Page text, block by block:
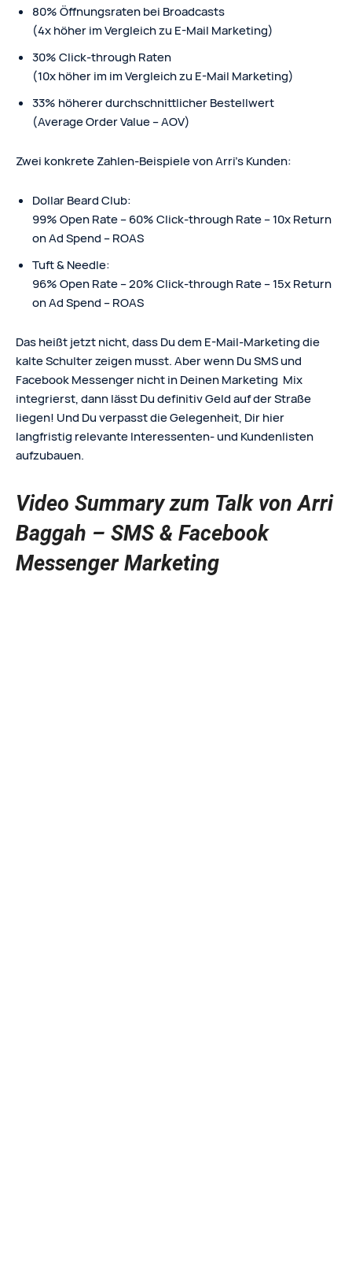
80% Öffnungsraten bei Broadcasts
(4x höher im Vergleich zu E-Mail Marketing)
30% Click-through Raten
(10x höher im im Vergleich zu E-Mail Marketing)
33% höherer durchschnittlicher Bestellwert
(Average Order Value – AOV)
Zwei konkrete Zahlen-Beispiele von Arri’s Kunden:
Dollar Beard Club:
99% Open Rate – 60% Click-through Rate – 10x Return
on Ad Spend – ROAS
Tuft & Needle:
96% Open Rate – 20% Click-through Rate – 15x Return
on Ad Spend – ROAS
Das heißt jetzt nicht, dass Du dem E-Mail-Marketing die
kalte Schulter zeigen musst. Aber wenn Du SMS und
Facebook Messenger nicht in Deinen Marketing Mix
integrierst, dann lässt Du definitiv Geld auf der Straße
liegen! Und Du verpasst die Gelegenheit, Dir hier
langfristig relevante Interessenten- und Kundenlisten
aufzubauen.
Video Summary zum Talk von Arri
Baggah – SMS & Facebook
Messenger Marketing